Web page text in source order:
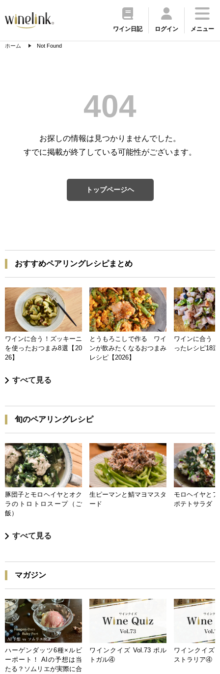
ワイン日記 ログイン メニュー
ホーム Not Found
404
お探しの情報は見つかりませんでした。
すでに掲載が終了している可能性がございます。
トップページヘ
おすすめペアリングレシピまとめ
ワインに合う！ズッキーニ
を使ったおつまみ8選【20
26】
とうもろこしで作る ワイ
ンが飲みたくなるおつまみ
レシピ【2026】
ワインに合う
ったレシピ18
すべて見る
旬のペアリングレシピ
豚団子とモロヘイヤとオク
ラのトロトロスープ（ご
飯）
生ピーマンと鯖マヨマスタ
ード
モロヘイヤと
ポテトサラダ
すべて見る
マガジン
ハーゲンダッツ6種×ルビ
ーポート！ AIの予想は当
たる？ソムリエが実際に合
ワインクイズ Vol.73 ポル
トガル④
ワインクイズ
ストラリア④